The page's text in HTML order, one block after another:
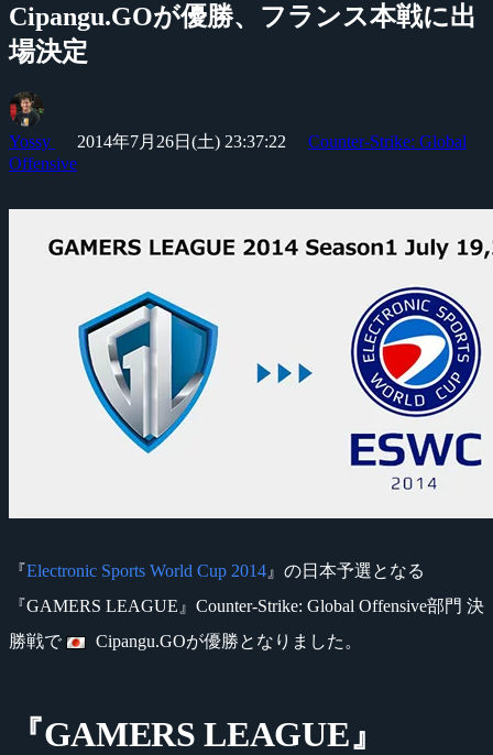
Cipangu.GOが優勝、フランス本戦に出
場決定
Yossy 2014年7月26日(土) 23:37:22
Counter-Strike: Global
Offensive
『Electronic Sports World Cup 2014 』の日本予選となる
『GAMERS LEAGUE』Counter-Strike: Global Offensive部門 決
勝戦で
Cipangu.GOが優勝となりました。
『GAMERS LEAGUE』